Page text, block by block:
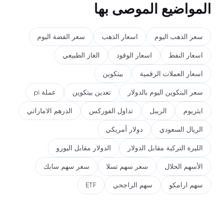
المواضيع الموصى بها
سعر الذهب اليوم اسعار الذهب سعر الفضة اليوم
اسعار النفط اسعار الوقود الغاز الطبيعي
اسعار العملات الرقمية بيتكوين
سعر البتكوين اليوم بالدولار تعدين بيتكوين عملة pi
ايثريوم الريبل تداول الفوركس الدرهم الاماراتي
الريال السعودي دولار أمريكي
الليرة التركية مقابل الدولار الدولار مقابل اليورو
الأسهم الحلال سعر سهم تسلا سعر سهم سابك
سهم ارامكو سهم الراجحي ETF